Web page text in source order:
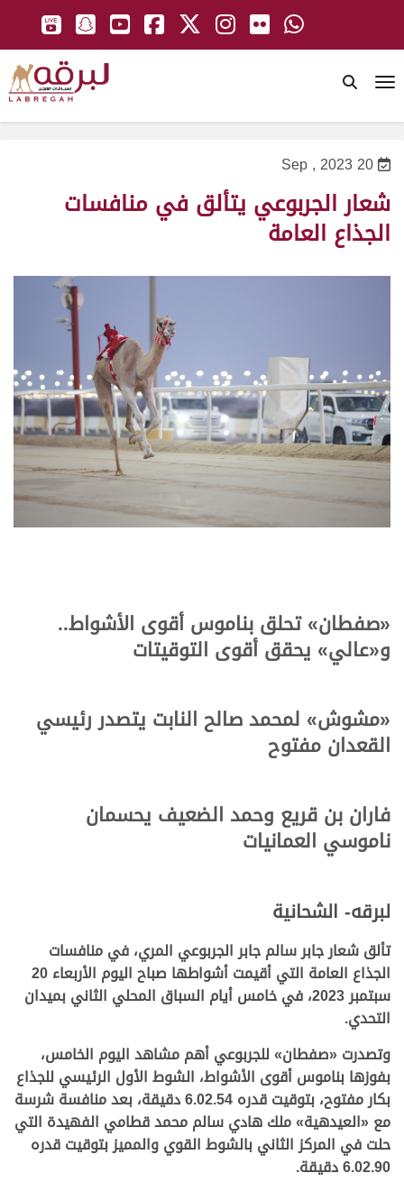
20 Sep , 2023
شعار الجربوعي يتألق في منافسات
الجذاع العامة
«صفطان» تحلق بناموس أقوى الأشواط..
و«عالي» يحقق أقوى التوقيتات
«مشوش» لمحمد صالح النابت يتصدر رئيسي
القعدان مفتوح
فاران بن قريع وحمد الضعيف يحسمان
ناموسي العمانيات
لبرقه- الشحانية
تألق شعارجابر سالم جابر الجربوعي المري، في منافسات
الجذاع العامة التي أقيمت أشواطها صباح اليوم الأربعاء 20
سبتمبر 2023، في خامس أيام السباق المحلي الثاني بميدان
التحدي.
وتصدرت«صفطان»للجربوعي أهم مشاهد اليوم الخامس،
بفوزها بناموس أقوى الأشواط، الشوط الأول الرئيسي للجذاع
بكار مفتوح، بتوقيت قدره 6.02.54 دقيقة، بعد منافسة شرسة
مع«العيدهية»ملك هادي سالم محمد قطامي الفهيدة التي
حلت في المركز الثاني بالشوط القوي والمميز بتوقيت قدره
6.02.90 دقيقة.